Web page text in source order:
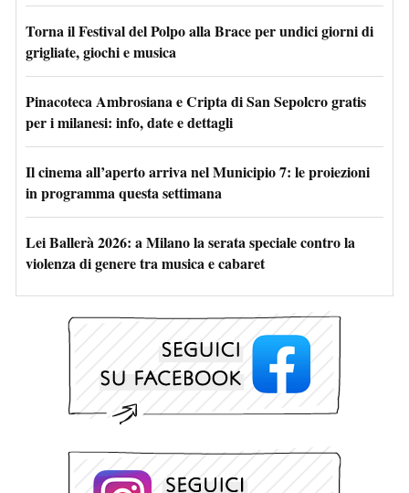
Torna il Festival del Polpo alla Brace per undici giorni di
grigliate, giochi e musica
Pinacoteca Ambrosiana e Cripta di San Sepolcro gratis
per i milanesi: info, date e dettagli
Il cinema all’aperto arriva nel Municipio 7: le proiezioni
in programma questa settimana
Lei Ballerà 2026: a Milano la serata speciale contro la
violenza di genere tra musica e cabaret